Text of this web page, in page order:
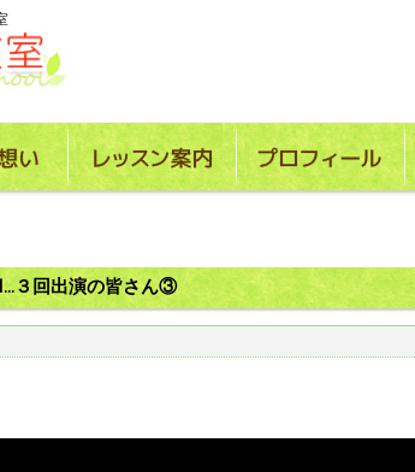
３回出演の皆さん③